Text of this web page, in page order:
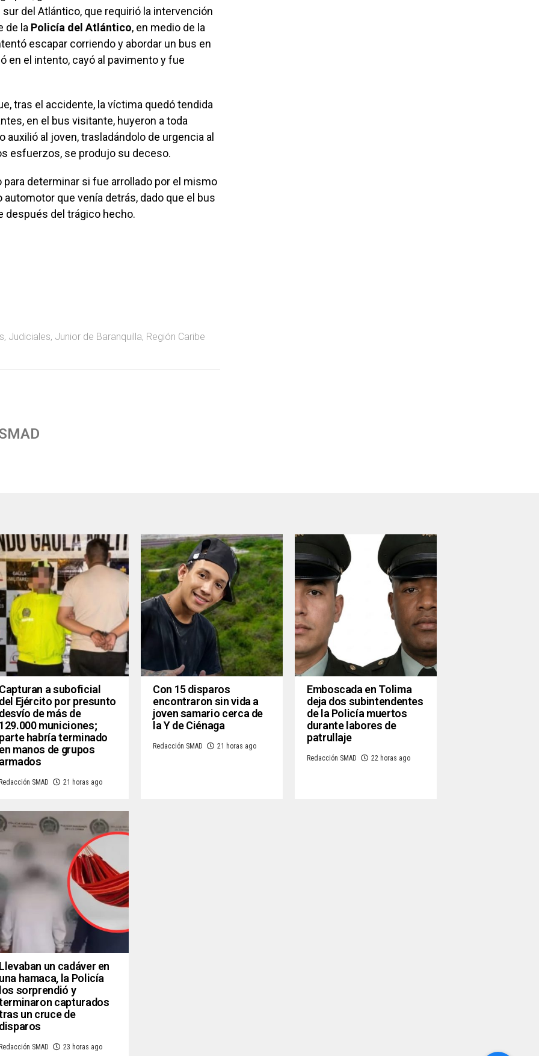
sur del Atlántico, que requirió la intervención
de la Policía del Atlántico, en medio de la
escapar corriendo y abordar un bus en
en el intento, cayó al pavimento y fue
tras el accidente, la víctima quedó tendida
en el bus visitante, huyeron a toda
al joven, trasladándolo de urgencia al
esfuerzos, se produjo su deceso.
determinar si fue arrollado por el mismo
que venía detrás, dado que el bus
después del trágico hecho.
, Judiciales, Junior de Baranquilla, Región Caribe
Capturan a suboficial
del Ejército por presunto
desvío de más de
129.000 municiones;
parte habría terminado
en manos de grupos
armados
Redacción SMAD 21 horas ago
Con 15 disparos
encontraron sin vida a
joven samario cerca de
la Y de Ciénaga
Redacción SMAD 21 horas ago
Emboscada en Tolima
deja dos subintendentes
de la Policía muertos
durante labores de
patrullaje
Redacción SMAD 22 horas ago
Llevaban un cadáver en
una hamaca, la Policía
los sorprendió y
capturados
un cruce de
disparos
Redacción SMAD 23 horas ago